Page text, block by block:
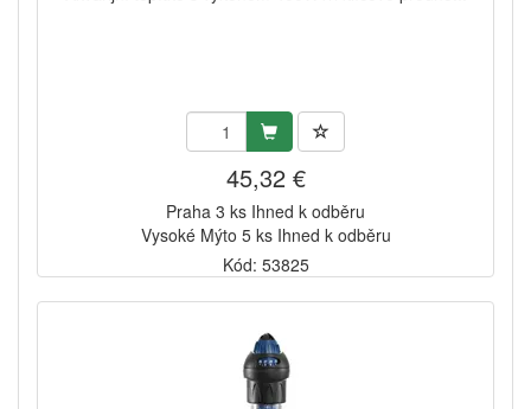
45,32 €
Praha 3 ks Ihned k odběru
Vysoké Mýto 5 ks Ihned k odběru
Kód: 53825